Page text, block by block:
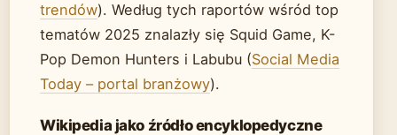
trendów). Według tych raportów wśród top
tematów 2025 znalazły się Squid Game, K-
Pop Demon Hunters i Labubu (Social Media
Today – portal branżowy).
Wikipedia jako źródło encyklopedyczne